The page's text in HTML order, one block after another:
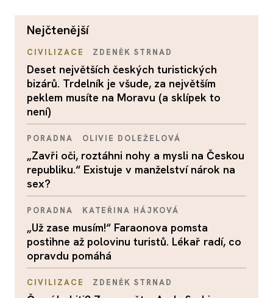
nejčtenější
CIVILIZACE ZDENĚK STRNAD
Deset největších českých turistických
bizárů. Trdelník je všude, za největším
peklem musíte na Moravu (a sklípek to
není)
PORADNA OLIVIE DOLEŽELOVÁ
„Zavři oči, roztáhni nohy a mysli na Českou
republiku.“ Existuje v manželství nárok na
sex?
PORADNA KATEŘINA HÁJKOVÁ
„Už zase musím!“ Faraonova pomsta
postihne až polovinu turistů. Lékař radí, co
opravdu pomáhá
CIVILIZACE ZDENĚK STRNAD